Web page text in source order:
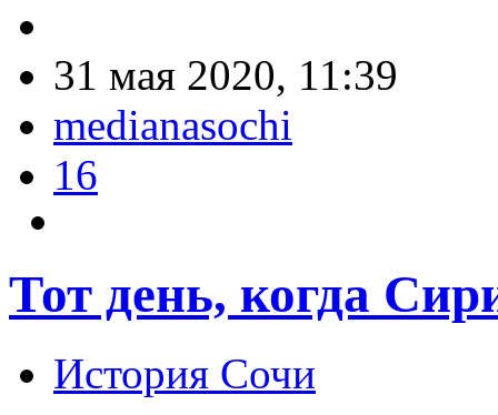
31 мая 2020, 11:39
medianasochi
16
Тот день, когда
История Сочи